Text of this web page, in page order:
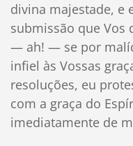
divina majestade, e
submissão que Vos
— ah! — se por
infiel às Vossas
resoluções, eu
com a graça do
imediatamente de